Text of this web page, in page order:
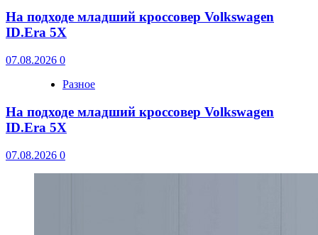
На подходе младший кроссовер Volkswagen
ID.Era 5X
07.08.2026 0
Разное
На подходе младший кроссовер Volkswagen
ID.Era 5X
07.08.2026 0